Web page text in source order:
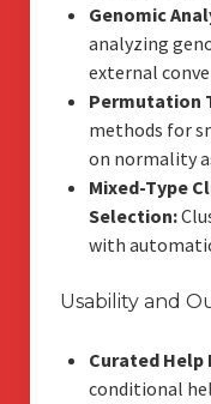
Genomic
analyzing
external
Permutation
methods for
on normality
Mixed-Type
Selection:
with
Usability and
Curated Help
conditional